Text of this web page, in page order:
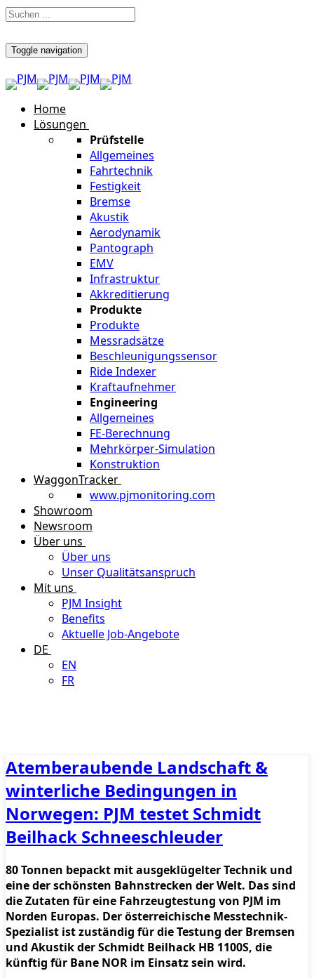
Toggle navigation
Home
Lösungen
Prüfstelle
Allgemeines
Fahrtechnik
Festigkeit
Bremse
Akustik
Aerodynamik
Pantograph
EMV
Infrastruktur
Akkreditierung
Produkte
Produkte
Messradsätze
Beschleunigungssensor
Ride Indexer
Kraftaufnehmer
Engineering
Allgemeines
FE-Berechnung
Mehrkörper-Simulation
Konstruktion
WaggonTracker
www.pjmonitoring.com
Showroom
Newsroom
Über uns
Über uns
Unser Qualitätsanspruch
Mit uns
PJM Insight
Benefits
Aktuelle Job-Angebote
DE
EN
FR
Atemberaubende Landschaft &
winterliche Bedingungen in
Norwegen: PJM testet Schmidt
Beilhack Schneeschleuder
80 Tonnen bepackt mit ausgeklügelter Technik und
eine der schönsten Bahnstrecken der Welt. Das sind
die Zutaten für eine Fahrzeugtestung von PJM im
Norden Europas. Der österreichische Messtechnik-
Spezialist ist zuständig für die Testung der Bremsen
und Akustik der Schmidt Beilhack HB 1100S, die
künftig für Bane NOR im Einsatz sein wird.